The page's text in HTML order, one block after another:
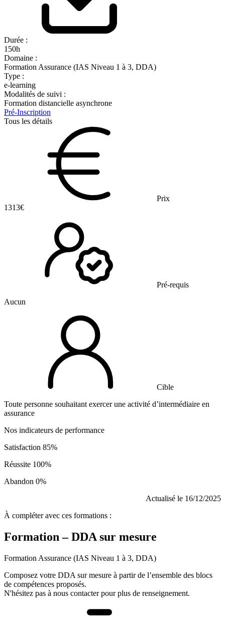
Durée :
150h
Domaine :
Formation Assurance (IAS Niveau 1 à 3, DDA)
Type :
e-learning
Modalités de suivi :
Formation distancielle asynchrone
Pré-Inscription
Tous les détails
Prix
1313€
Pré-requis
Aucun
Cible
Toute personne souhaitant exercer une activité d’intermédiaire en
assurance
Nos indicateurs de performance
Satisfaction 85%
Réussite 100%
Abandon 0%
Actualisé le 16/12/2025
À compléter avec ces formations :
Formation – DDA sur mesure
Formation Assurance (IAS Niveau 1 à 3, DDA)
Composez votre DDA sur mesure à partir de l’ensemble des blocs
de compétences proposés.
N'hésitez pas à nous contacter pour plus de renseignement.